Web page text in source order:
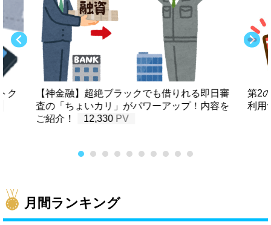
ク
【神金融】超絶ブラックでも借りれる即日審
査の「ちょいカリ」がパワーアップ！内容を
ご紹介！
12,330
第2
利用
月間ランキング